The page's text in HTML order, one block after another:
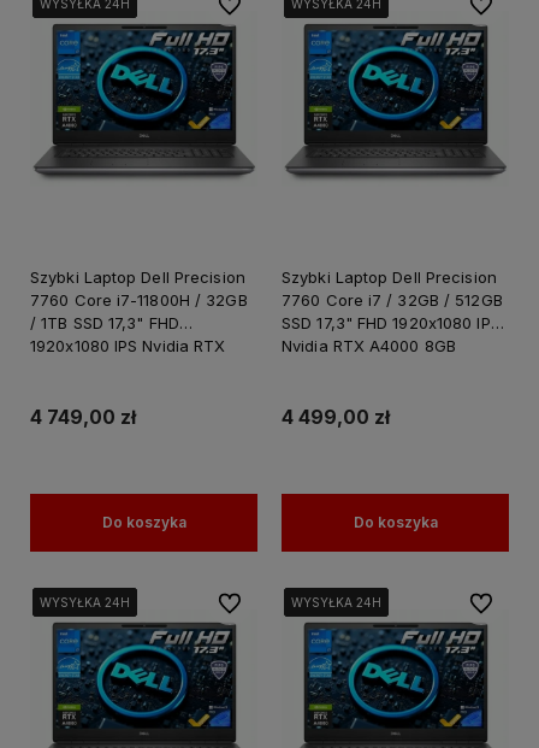
WYSYŁKA 24H
WYSYŁKA 24H
WYSYŁKA 24H
WYSYŁKA 24H
WYSYŁKA 24H
Szybki Laptop Dell Precision
7760 Core i7-11800H / 32GB
/ 1TB SSD 17,3" FHD
1920x1080 IPS Nvidia RTX
Projektowania
4 749,00 zł
Do koszyka
Do ulubionychWYSYŁKA 24H
WYSYŁKA 24H
WYSYŁKA 24H
WYSYŁKA 24H
WYSYŁKA 24H
Szybki Laptop Dell Precision
7760 Core i7 / 32GB / 512GB
SSD 17,3" FHD 1920x1080 IPS
Nvidia RTX A4000 8GB
4 499,00 zł
Do koszyka
Do
WYSYŁKA 24H
WYSYŁKA 24H
WYSYŁKA 24H
WYSYŁKA 24H
WYSYŁKA 24H Do ulubionychWYSYŁKA 24H
WYSYŁKA 24H
WYSYŁKA 24H
WYSYŁKA 24H
WYSYŁKA 24H Do